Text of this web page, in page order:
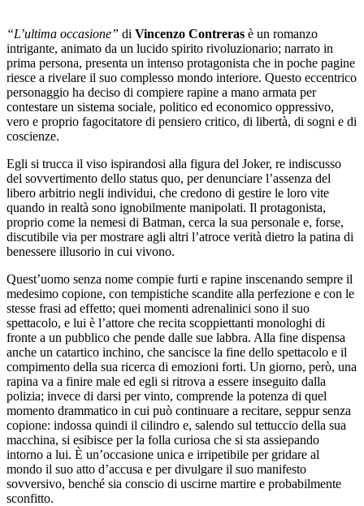
“L’ultima occasione” di Vincenzo Contreras è un romanzo
intrigante, animato da un lucido spirito rivoluzionario; narrato in
prima persona, presenta un intenso protagonista che in poche pagine
riesce a rivelare il suo complesso mondo interiore. Questo eccentrico
personaggio ha deciso di compiere rapine a mano armata per
contestare un sistema sociale, politico ed economico oppressivo,
vero e proprio fagocitatore di pensiero critico, di libertà, di sogni e di
coscienze.
Egli si trucca il viso ispirandosi alla figura del Joker, re indiscusso
del sovvertimento dello status quo, per denunciare l’assenza del
libero arbitrio negli individui, che credono di gestire le loro vite
quando in realtà sono ignobilmente manipolati. Il protagonista,
proprio come la nemesi di Batman, cerca la sua personale e, forse,
discutibile via per mostrare agli altri l’atroce verità dietro la patina di
benessere illusorio in cui vivono.
Quest’uomo senza nome compie furti e rapine inscenando sempre il
medesimo copione, con tempistiche scandite alla perfezione e con le
stesse frasi ad effetto; quei momenti adrenalinici sono il suo
spettacolo, e lui è l’attore che recita scoppiettanti monologhi di
fronte a un pubblico che pende dalle sue labbra. Alla fine dispensa
anche un catartico inchino, che sancisce la fine dello spettacolo e il
compimento della sua ricerca di emozioni forti. Un giorno, però, una
rapina va a finire male ed egli si ritrova a essere inseguito dalla
polizia; invece di darsi per vinto, comprende la potenza di quel
momento drammatico in cui può continuare a recitare, seppur senza
copione: indossa quindi il cilindro e, salendo sul tettuccio della sua
macchina, si esibisce per la folla curiosa che si sta assiepando
intorno a lui. È un’occasione unica e irripetibile per gridare al
mondo il suo atto d’accusa e per divulgare il suo manifesto
sovversivo, benché sia conscio di uscirne martire e probabilmente
sconfitto.